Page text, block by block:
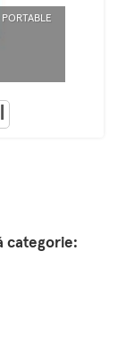
categorie: